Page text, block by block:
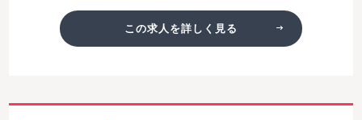
この求人を詳しく見る